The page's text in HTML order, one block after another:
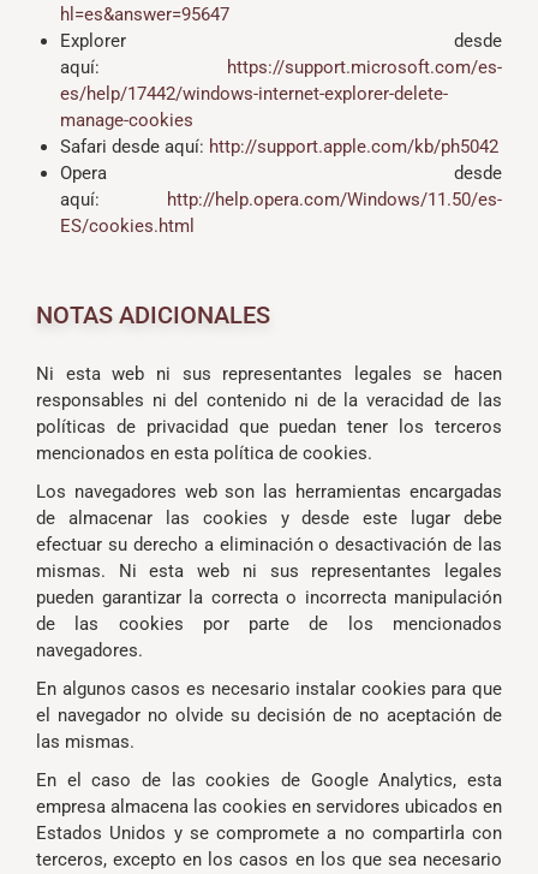
hl=es&answer=95647
Explorer desde
aquí:
https://support.microsoft.com/es-
es/help/17442/windows-internet-explorer-delete-
manage-cookies
Safari desde aquí: http://support.apple.com/kb/ph5042
Opera desde
aquí:
http://help.opera.com/Windows/11.50/es-
ES/cookies.html
NOTAS ADICIONALES
Ni esta web ni sus representantes legales se hacen
responsables ni del contenido ni de la veracidad de las
políticas de privacidad que puedan tener los terceros
mencionados en esta política de cookies.
Los navegadores web son las herramientas encargadas
de almacenar las cookies y desde este lugar debe
efectuar su derecho a eliminación o desactivación de las
mismas. Ni esta web ni sus representantes legales
pueden garantizar la correcta o incorrecta manipulación
de las cookies por parte de los mencionados
navegadores.
En algunos casos es necesario instalar cookies para que
el navegador no olvide su decisión de no aceptación de
las mismas.
En el caso de las cookies de Google Analytics, esta
empresa almacena las cookies en servidores ubicados en
Estados Unidos y se compromete a no compartirla con
terceros, excepto en los casos en los que sea necesario